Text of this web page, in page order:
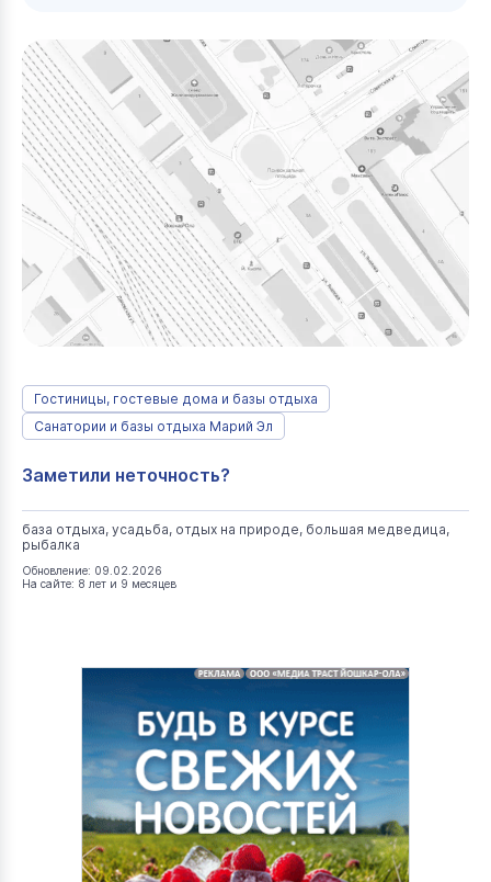
Гостиницы, гостевые дома и базы отдыха
Санатории и базы отдыха Марий Эл
Заметили неточность?
база отдыха, усадьба, отдых на природе, большая медведица,
рыбалка
Обновление: 09.02.2026
На сайте: 8 лет и 9 месяцев